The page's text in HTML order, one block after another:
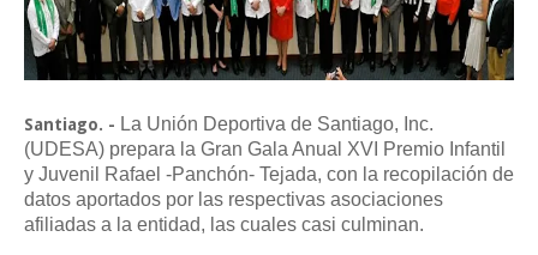
Santiago. - La Unión Deportiva de Santiago, Inc.
(UDESA) prepara la Gran Gala Anual XVI Premio Infantil
y Juvenil Rafael -Panchón- Tejada, con la recopilación de
datos aportados por las respectivas asociaciones
afiliadas a la entidad, las cuales casi culminan.